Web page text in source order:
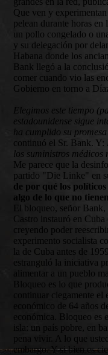
Que ven y
pelean durante horas
un pollo congelado o
y su delegación por
Habana donde los
Bank llegó a la
comer cuando vio las
Gobierno en torno a
Elegimos este tiempo
estadounidense sigue
ha cumplido su
continuó el Sr. Bank. Y:
los suministros médicos
Me parece que la
partido "Die Linke" en
de por qué los
algo de lo que no
El bloqueo, señor
Castro instauró en Cuba
creyendo poder
experimento socialista
la de Cuba antes de
estranguló la iniciativa
alimentar a un pueblo
Bloqueo es lo que
continuar ciegamente
económico de 64 años
económica. Bloqueo
isla: un país pobre, en
pena vivir. A lo que
embargo. Y si bien es